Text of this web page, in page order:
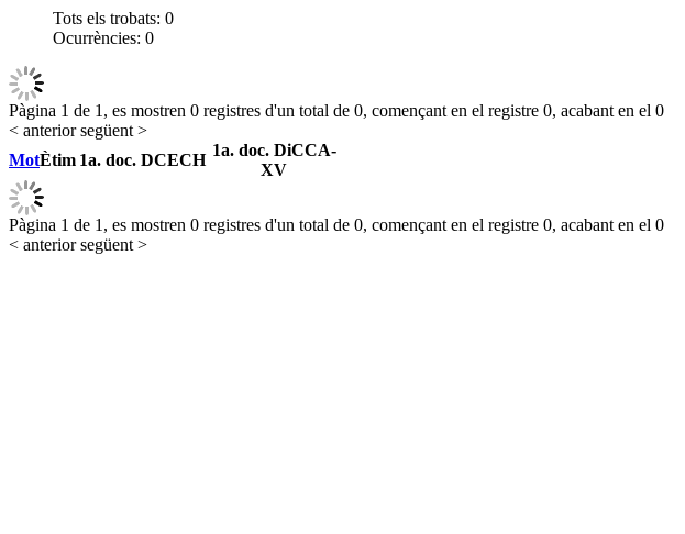
Tots els trobats: 0
Ocurrències: 0
Pàgina 1 de 1, es mostren 0 registres d'un total de 0, començant en el registre 0, acabant en el 0
< anteriorsegüent >
MotÈtim 1a. doc. DCECH
1a. doc. DiCCA-
XV
Pàgina 1 de 1, es mostren 0 registres d'un total de 0, començant en el registre 0, acabant en el 0
< anteriorsegüent >